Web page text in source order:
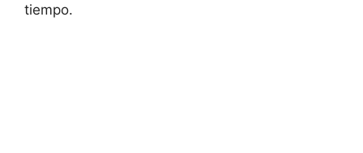
tiempo.